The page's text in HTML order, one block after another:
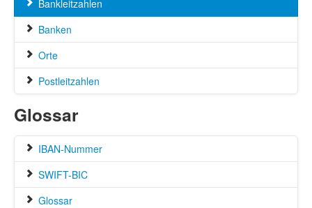
Bankleitzahlen
Banken
Orte
Postleitzahlen
Glossar
IBAN-Nummer
SWIFT-BIC
Glossar